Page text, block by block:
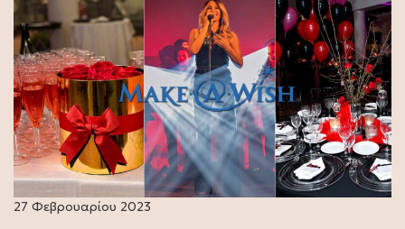
27 Φεβρουαρίου 2023